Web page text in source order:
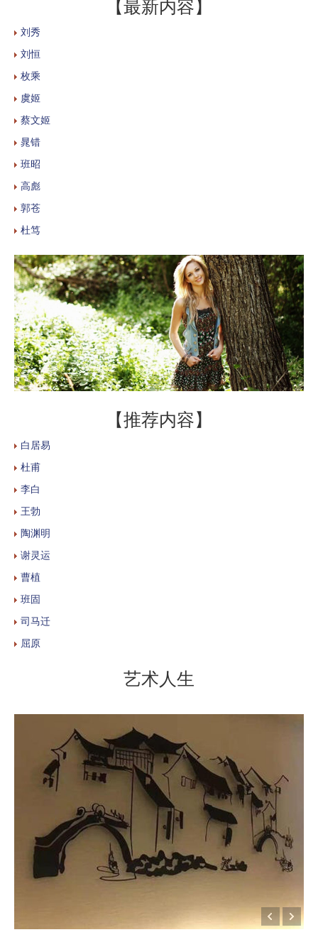
【最新内容】
刘秀
刘恒
枚乘
虞姬
蔡文姬
晁错
班昭
高彪
郭苍
杜笃
【推荐内容】
白居易
杜甫
李白
王勃
陶渊明
谢灵运
曹植
班固
司马迁
屈原
艺术人生